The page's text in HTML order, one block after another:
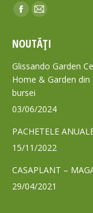
Find us on:
Facebook
opens
in
new
window
Mail
opens
in
new
NOUTĂȚI
Glissando Garden
Home & Garden
bursei
03/06/2024
PACHETELE
15/11/2022
CASAPLANT –
29/04/2021